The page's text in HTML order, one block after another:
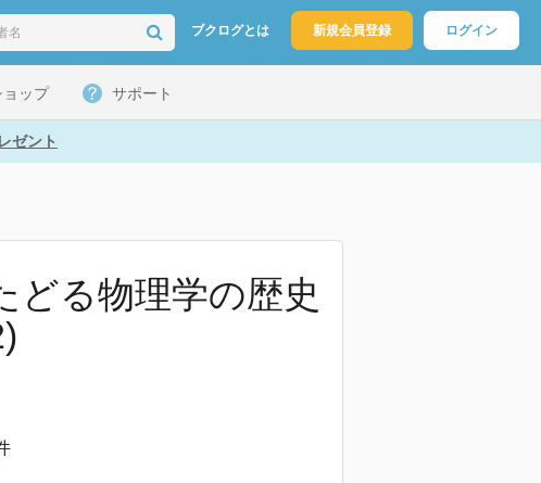
ブクログとは 新規会員登録 ログイン
ップ サポート
ゼント
どる物理学の歴史